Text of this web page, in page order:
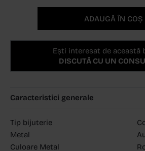
ADAUGĂ ÎN COȘ
Ești interesat de această
DISCUTĂ CU UN
Caracteristici generale
Tip bijuterie
Metal
Culoare Metal